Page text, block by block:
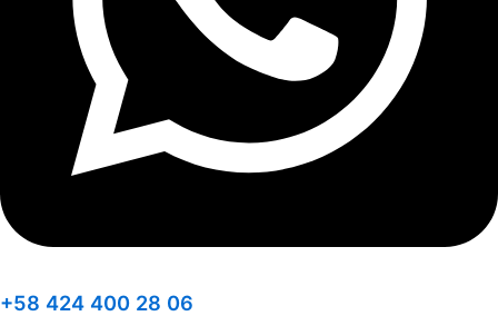
+58 424 400 28 06